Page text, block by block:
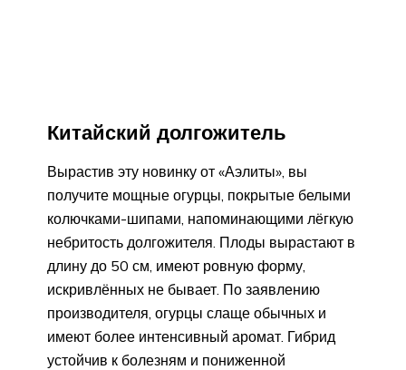
Китайский долгожитель
Вырастив эту новинку от «Аэлиты», вы
получите мощные огурцы, покрытые белыми
колючками-шипами, напоминающими лёгкую
небритость долгожителя. Плоды вырастают в
длину до 50 см, имеют ровную форму,
искривлённых не бывает. По заявлению
производителя, огурцы слаще обычных и
имеют более интенсивный аромат. Гибрид
устойчив к болезням и пониженной